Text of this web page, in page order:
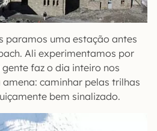
paramos uma estação antes
Ali experimentamos por
faz o dia inteiro nos
caminhar pelas trilhas
bem sinalizado.